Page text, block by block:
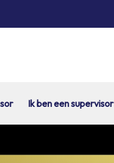
Ik ben een supervisor